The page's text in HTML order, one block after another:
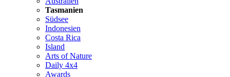
Tasmanien
Südsee
Indonesien
Costa Rica
Island
Arts of Nature
Daily 4x4
Awards